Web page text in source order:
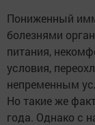
Пониженный
болезнями
питания,
условия,
непременным
Но такие же
года. Однако с